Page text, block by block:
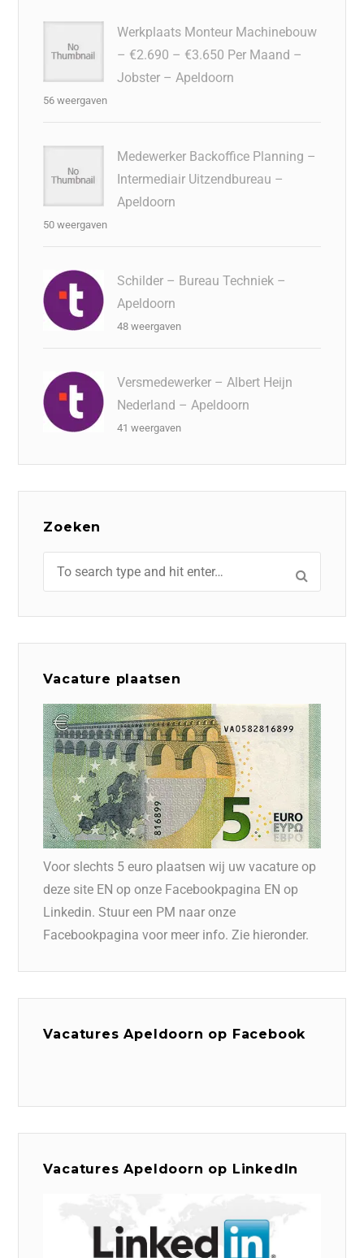
Werkplaats Monteur Machinebouw
– €2.690 – €3.650 Per Maand –
Jobster – Apeldoorn
56 weergaven
Medewerker Backoffice Planning –
Intermediair Uitzendbureau –
Apeldoorn
50 weergaven
Schilder – Bureau Techniek –
Apeldoorn
48 weergaven
Versmedewerker – Albert Heijn
Nederland – Apeldoorn
41 weergaven
Zoeken
Vacature plaatsen
Voor slechts 5 euro plaatsen wij uw vacature op
deze site EN op onze Facebookpagina EN op
Linkedin. Stuur een PM naar onze
Facebookpagina voor meer info. Zie hieronder.
Vacatures Apeldoorn op Facebook
Vacatures Apeldoorn op LinkedIn